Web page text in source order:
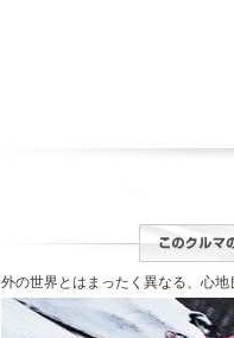
外の世界とはまったく異なる、心